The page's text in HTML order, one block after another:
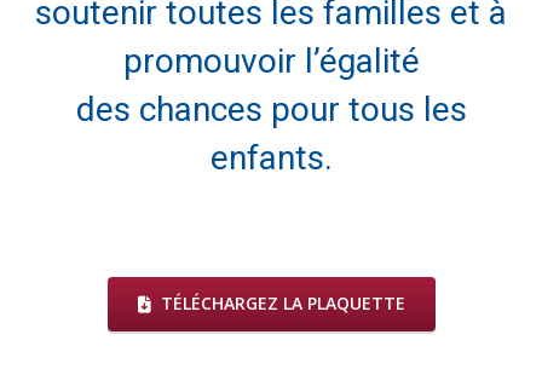
soutenir toutes les familles et à
promouvoir l’égalité
des chances pour tous les
enfants.
TÉLÉCHARGEZ LA PLAQUETTE